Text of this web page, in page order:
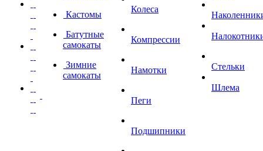
Кастомы
Батутные
самокаты
Зимние
самокаты
Колеса
Компрессии
Намотки
Пеги
Подшипники
Стельки
Шлема